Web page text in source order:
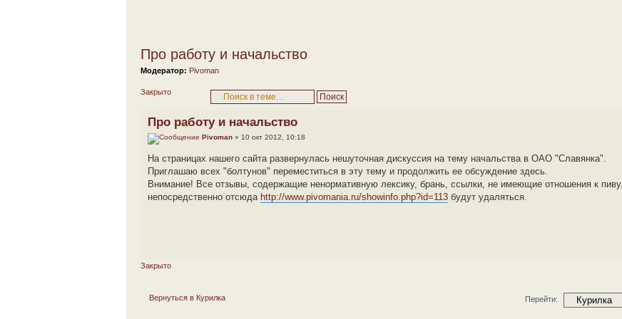
Про работу и начальство
Модератор: Pivoman
Закрыто
Про работу и начальство
Pivoman » 10 окт 2012, 10:18
На страницах нашего сайта развернулась нешуточная дискуссия на тему начальства в ОАО "Славянка".
Приглашаю всех "болтунов" переместиться в эту тему и продолжить ее обсуждение здесь.
Внимание! Все отзывы, содержащие ненормативную лексику, брань, ссылки, не имеющие отношения к пиву,
непосредственно отсюда http://www.pivomania.ru/showinfo.php?id=113 будут удаляться.
Закрыто
Вернуться в Курилка Перейти: